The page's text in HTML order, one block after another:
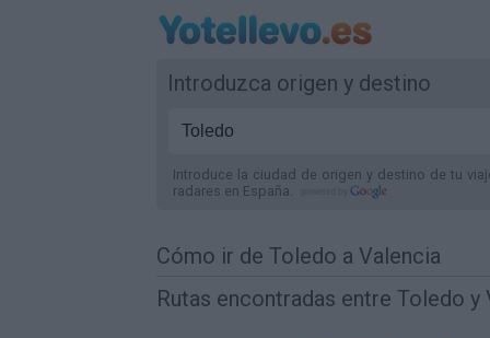
Introduzca origen y destino
Introduce la ciudad de origen y destino de tu
radares en España.
Cómo ir de Toledo a Valencia
Rutas encontradas entre Toledo y